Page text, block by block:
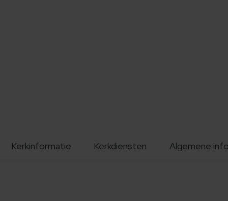
Kerkinformatie Kerkdiensten Algemene